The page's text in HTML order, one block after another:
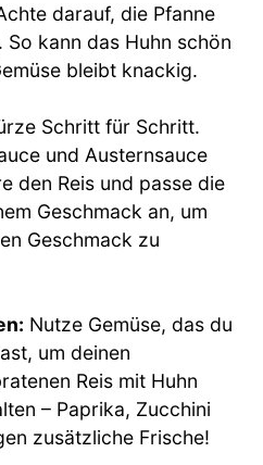
darauf, die Pfanne
kann das Huhn schön
bleibt knackig.
Schritt für Schritt.
und Austernsauce
den Reis und passe die
Geschmack an, um
Geschmack zu
Nutze Gemüse, das du
um deinen
Reis mit Huhn
– Paprika, Zucchini
zusätzliche Frische!